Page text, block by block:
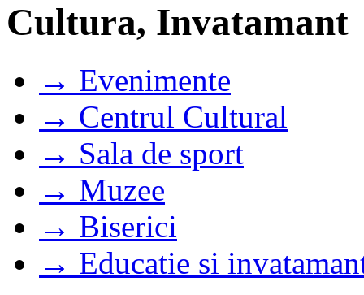
Cultura, Invatamant
→ Evenimente
→ Centrul Cultural
→ Sala de sport
→ Muzee
→ Biserici
→ Educatie si